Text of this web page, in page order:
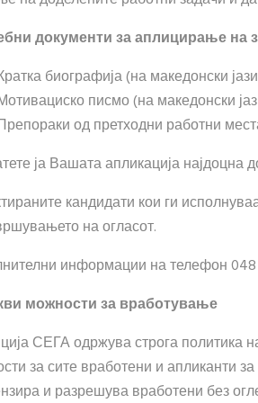
документи за аплицирање на
биографија (на македонски
писмо (на македонски
од претходни работни
ја Вашата апликација најдоцна
кандидати кои ги
на огласот.
информации на телефон
можности за вработување
СЕГА одржува строга политика
за сите вработени и апликанти
и разрешува вработени без